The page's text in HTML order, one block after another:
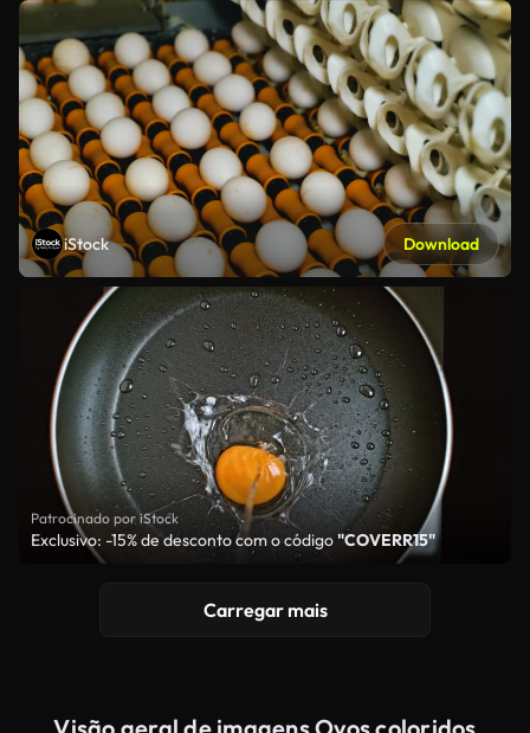
iStock Download
Patrocinado por iStock
Exclusivo: -15% de desconto com o código"COVERR15"
Carregar mais